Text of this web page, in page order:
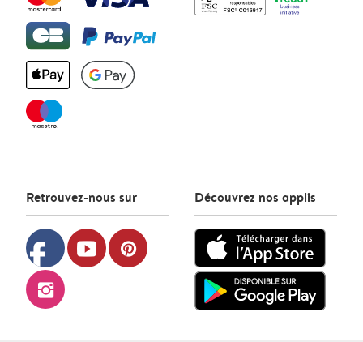
Retrouvez-nous sur
facebook youtube pinterest
instagram
Découvrez nos applis